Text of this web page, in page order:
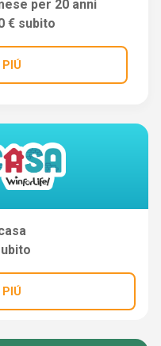
per 20 anni
€ subito
PIÚ
PIÚ